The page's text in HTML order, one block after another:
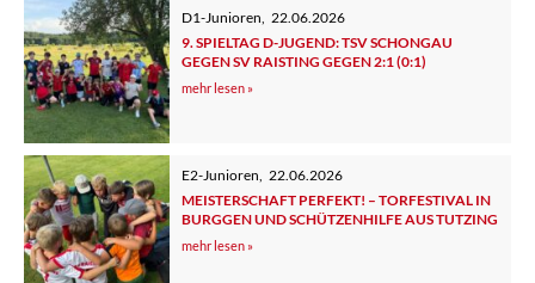
D1-Junioren
22.06.2026
9. SPIELTAG D-JUGEND: TSV SCHONGAU
GEGEN SV RAISTING GEGEN 2:1 (0:1)
mehr lesen »
E2-Junioren, 22.06.2026
MEISTERSCHAFT PERFEKT! – TORFESTIVAL IN
BURGGEN UND SCHÜTZENHILFE AUS TUTZING
mehr lesen »